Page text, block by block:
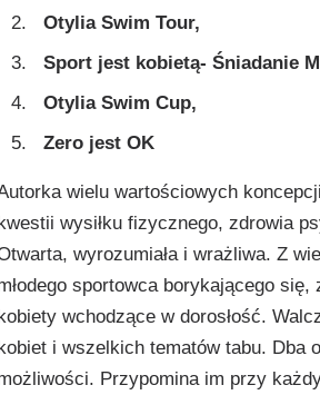
Otylia Swim Tour,
Sport jest kobietą- Śniadanie
Otylia Swim Cup,
Zero jest OK
wielu wartościowych
wysiłku fizycznego, zdrowia
wyrozumiała i wrażliwa. Z
sportowca borykającego
wchodzące w dorosłość.
i wszelkich tematów tabu. Dba
Przypomina im przy